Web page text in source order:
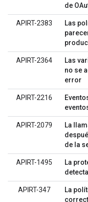
de
APIRT-2383
Las
APIRT-2364
Las
no se
error
APIRT-2216
APIRT-2079
La
de la
APIRT-1495
La
APIRT-347
La